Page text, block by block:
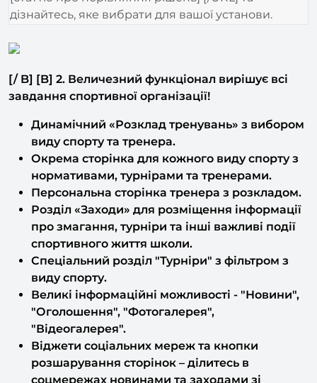
[/ B] [B] 2. Величезний функціонал вирішує всі
завдання спортивної організації!
Динамічний «Розклад тренувань» з вибором
виду спорту та тренера.
Окрема сторінка для кожного виду спорту з
нормативами, турнірами та тренерами.
Персональна сторінка тренера з розкладом.
Розділ «Заходи» для розміщення інформації
про змагання, турніри та інші важливі події
спортивного життя школи.
Спеціальний розділ "Турніри" з фільтром з
виду спорту.
Великі інформаційні можливості - "Новини",
"Оголошення", "Фотогалерея",
"Відеогалерея".
Віджети соціальних мереж та кнопки
розшарування сторінок – ділитесь в
соцмережах новинами та заходами зі
сторінок спортшколи всього в один клік!